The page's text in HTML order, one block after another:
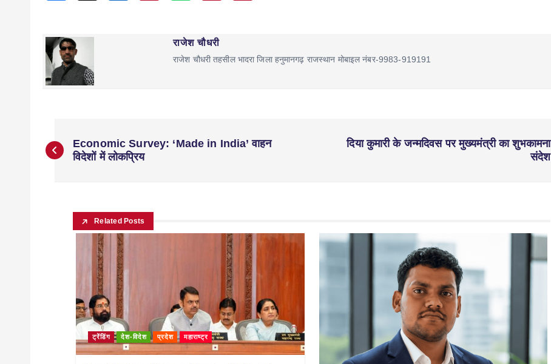
राजेश चौधरी
राजेश चौधरी तहसील भादरा जिला हनुमानगढ़ राजस्थान मोबाइल नंबर-9983-919191
Economic Survey: ‘Made in India’ वाहन
विदेशों में लोकप्रिय
दिया कुमारी के जन्मदिवस पर मुख्यमंत्री का शुभकामना
संदेश
Related Posts
ट्रेंडिंग देश-विदेश प्रदेश महाराष्ट्र